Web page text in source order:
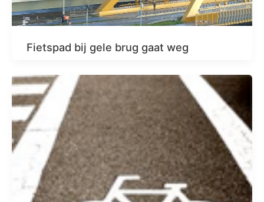
Fietspad bij gele brug gaat weg